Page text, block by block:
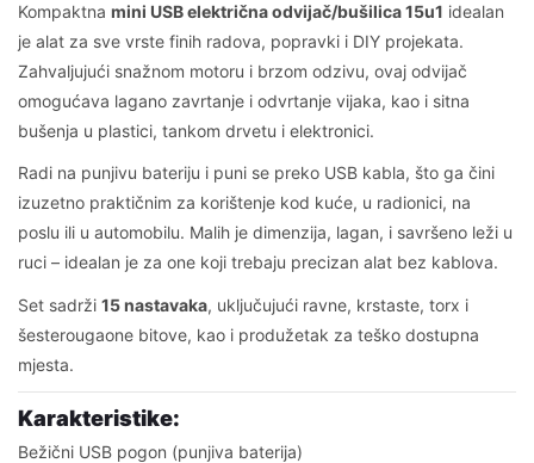
Kompaktna mini USB električna odvijač/bušilica 15u1 idealan
je alat za sve vrste finih radova, popravki i DIY projekata.
Zahvaljujući snažnom motoru i brzom odzivu, ovaj odvijač
omogućava lagano zavrtanje i odvrtanje vijaka, kao i sitna
bušenja u plastici, tankom drvetu i elektronici.
Radi na punjivu bateriju i puni se preko USB kabla, što ga čini
izuzetno praktičnim za korištenje kod kuće, u radionici, na
poslu ili u automobilu. Malih je dimenzija, lagan, i savršeno leži u
ruci – idealan je za one koji trebaju precizan alat bez kablova.
Set sadrži 15 nastavaka, uključujući ravne, krstaste, torx i
šesterougaone bitove, kao i produžetak za teško dostupna
mjesta.
Karakteristike:
Bežični USB pogon (punjiva baterija)